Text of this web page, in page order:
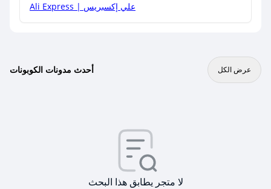
Ali Express | علي إكسبريس
أحدث مدونات الكوبونات عرض الكل
لا متجر يطابق هذا البحث